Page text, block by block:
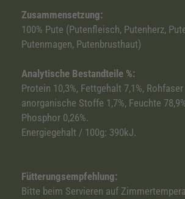
Zusammensetzung:
100% Pute (Putenfleisch, Putenherz,
Putenmagen, Putenbrusthaut)
Analytische Bestandteile %:
Protein 10,3%, Fettgehalt 7,1%, Rohfaser
anorganische Stoffe 1,7%, Feuchte
Phosphor 0,26%.
Energiegehalt / 100g: 390kJ.
Fütterungsempfehlung:
Bitte beim Servieren auf